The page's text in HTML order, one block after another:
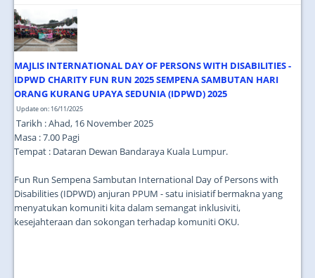
MAJLIS INTERNATIONAL DAY OF PERSONS WITH DISABILITIES -
IDPWD CHARITY FUN RUN 2025 SEMPENA SAMBUTAN HARI
ORANG KURANG UPAYA SEDUNIA (IDPWD) 2025
Update on: 16/11/2025
Tarikh : Ahad, 16 November 2025
Masa : 7.00 Pagi
Tempat : Dataran Dewan Bandaraya Kuala Lumpur.
Fun Run Sempena Sambutan International Day of Persons with
Disabilities (IDPWD) anjuran PPUM - satu inisiatif bermakna yang
menyatukan komuniti kita dalam semangat inklusiviti,
kesejahteraan dan sokongan terhadap komuniti OKU.